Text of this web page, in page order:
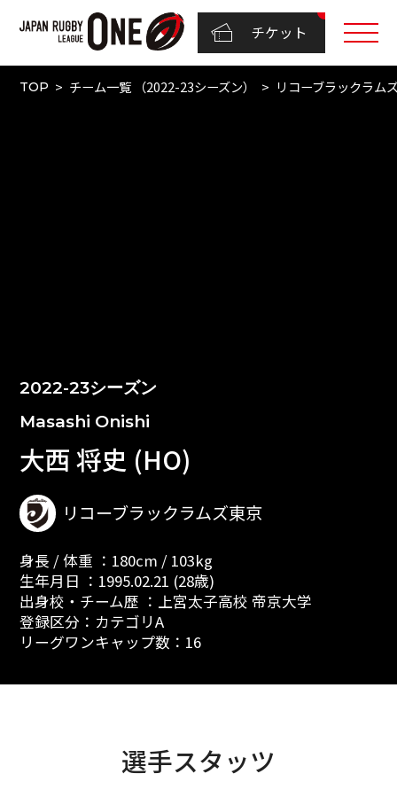
チケット
TOP チーム一覧 （2022-23シーズン） リコーブラックラム
2022-23シーズン
Masashi Onishi
大西 将史 (HO)
リコーブラックラムズ東京
身長 / 体重 ：180cm / 103kg
生年月日 ：1995.02.21 (28歳)
出身校・チーム歴 ：上宮太子高校 帝京大学
登録区分：カテゴリA
リーグワンキャップ数：16
選手スタッツ